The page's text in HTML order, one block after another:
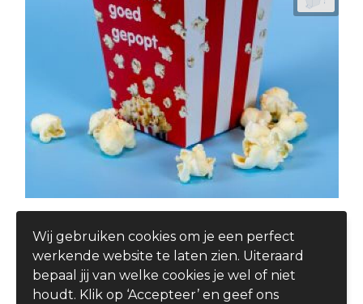
Popcornbeker XS
vanaf € 0,27
Wij gebruiken cookies om je een perfect
werkende website te laten zien. Uiteraard
bepaal jij van welke cookies je wel of niet
houdt. Klik op ‘Accepteer’ en geef ons